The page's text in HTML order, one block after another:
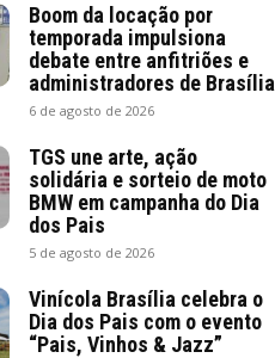
Boom da locação por
temporada impulsiona
debate entre anfitriões e
administradores de Brasília
6 de agosto de 2026
TGS une arte, ação
solidária e sorteio de moto
BMW em campanha do Dia
dos Pais
5 de agosto de 2026
Vinícola Brasília celebra o
Dia dos Pais com o evento
“Pais, Vinhos & Jazz”